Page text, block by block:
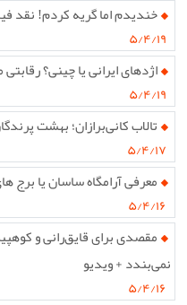
خندیدم اما گریه کردم! نقد
۵/۴/۱۹
اژدهای ایرانی یا چینی؟
۵/۴/۱۹
تالاب کانی‌برازان؛ بهشت
۵/۴/۱۷
معرفی آرامگاه ساسان یا برج
۵/۴/۱۶
مقصدی برای قایق‌رانی و
نمی‌بندد + ویدیو
۵/۴/۱۶